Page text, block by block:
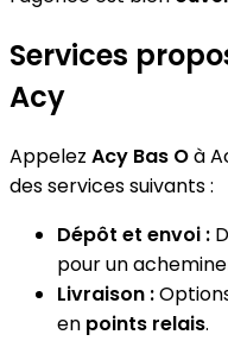
Services
Acy
Appelez Acy Bas Oà
des services suivants :
Dépôt et envoi :
pour un
Livraison :
en points relais.